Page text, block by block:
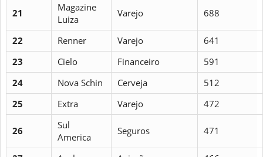
21
Magazine
Luiza
Varejo 688
22 Renner Varejo
641
23
Cielo Financeiro
591
24
Nova Schin Cerveja
512
25
Extra Varejo 472
26
Sul
America
Seguros 471